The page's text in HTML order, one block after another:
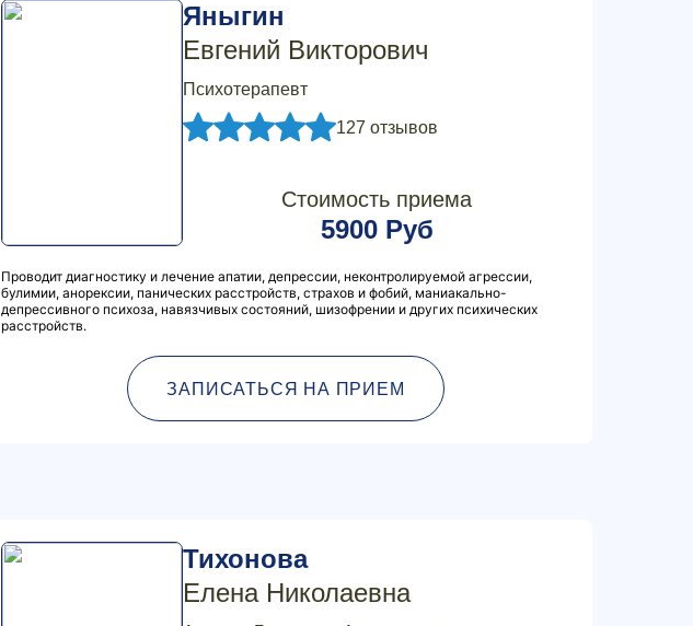
Яныгин
Евгений Викторович
Психотерапевт
127 отзывов
Стоимость приема
5900 Руб
Проводит диагностику и лечение апатии, депрессии, неконтролируемой агрессии,
булимии, анорексии, панических расстройств, страхов и фобий, маниакально-
депрессивного психоза, навязчивых состояний, шизофрении и других психических
расстройств.
ЗАПИСАТЬСЯ НА ПРИЕМ
Тихонова
Елена Николаевна